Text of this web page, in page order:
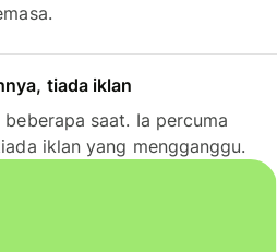
tiada iklan
saat. Ia percuma
iklan yang mengganggu.